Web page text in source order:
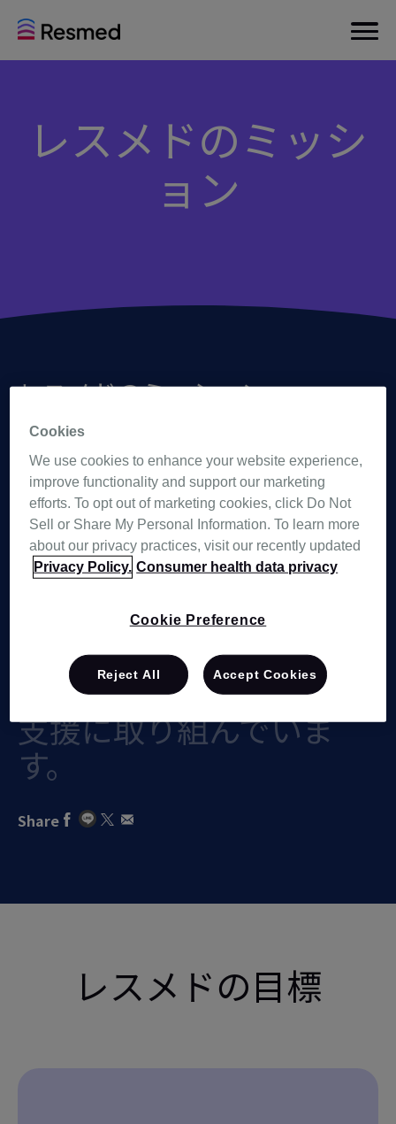
レスメドのミッシ
ョン
レスメドのミッション
睡眠分野における30 年
余年の知見を活かし、
レスメドは 睡眠時無呼吸
症候群(SAS)や慢性呼 吸
器疾患(COPD等)を持つ
「人生をよりよい
ものに変える」という企
業ミッションのもと治療
支援に取り組んでいま
す。
Share
レスメドの目標
Cookies
We use cookies to enhance your website experience,
improve functionality and support our marketing
efforts. To opt out of marketing cookies, click Do Not
Sell or Share My Personal Information. To learn more
about our privacy practices, visit our recently updated
Privacy Policy. Consumer health data privacy
Cookie Preference
Reject All Accept Cookies